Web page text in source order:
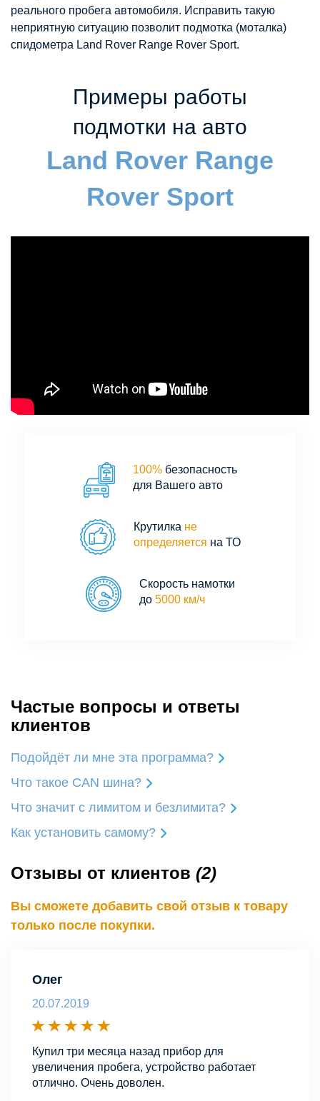
реального пробега автомобиля. Исправить такую
неприятную ситуацию позволит подмотка (моталка)
спидометра Land Rover Range Rover Sport.
Примеры работы
подмотки на авто
Land Rover Range
Rover Sport
100%безопасность
для Вашего авто
Крутилка не
определяется на ТО
Скорость намотки
до 5000 км/ч
Частые вопросы и ответы
клиентов
Подойдёт ли мне эта программа?
Что такое CAN шина?
Что значит с лимитом и безлимита?
Как установить самому?
Отзывы от клиентов (2)
Вы сможете добавить свой отзыв к товару
только после покупки.
Олег
20.07.2019
Купил три месяца назад прибор для
увеличения пробега, устройство работает
отлично. Очень доволен.